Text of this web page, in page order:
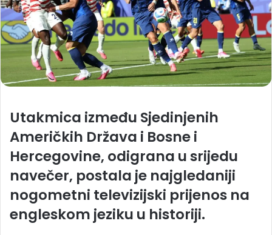
Utakmica između Sjedinjenih
Američkih Država i Bosne i
Hercegovine, odigrana u srijedu
navečer, postala je najgledaniji
nogometni televizijski prijenos na
engleskom jeziku u historiji.